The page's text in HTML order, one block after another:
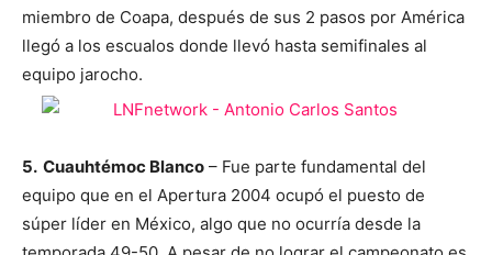
miembro de Coapa, después de sus 2 pasos por América
llegó a los escualos donde llevó hasta semifinales al
equipo jarocho.
5. Cuauhtémoc Blanco – Fue parte fundamental del
equipo que en el Apertura 2004 ocupó el puesto de
súper líder en México, algo que no ocurría desde la